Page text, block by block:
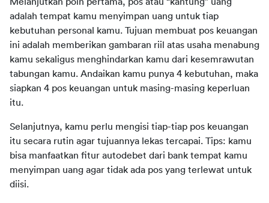
adalah tempat kamu menyimpan uang untuk tiap
kebutuhan personal kamu. Tujuan membuat pos keuangan
ini adalah memberikan gambaran riil atas usaha menabung
kamu sekaligus menghindarkan kamu dari kesemrawutan
tabungan kamu. Andaikan kamu punya 4 kebutuhan, maka
siapkan 4 pos keuangan untuk masing-masing keperluan
itu.
Selanjutnya, kamu perlu mengisi tiap-tiap pos keuangan
itu secara rutin agar tujuannya lekas tercapai. Tips: kamu
bisa manfaatkan fitur autodebet dari bank tempat kamu
menyimpan uang agar tidak ada pos yang terlewat untuk
diisi.